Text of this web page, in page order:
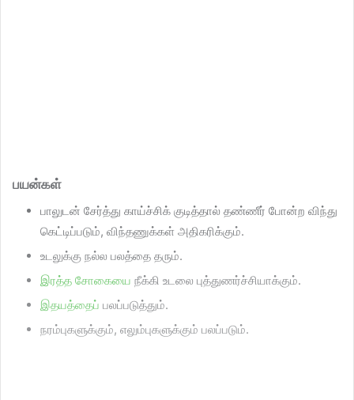
பயன்கள்
பாலுடன் சேர்த்து காய்ச்சிக் குடித்தால் தண்ணீர் போன்ற விந்து
கெட்டிப்படும், விந்தணுக்கள் அதிகரிக்கும்.
உடலுக்கு நல்ல பலத்தை தரும்.
இரத்த சோகையை நீக்கி உடலை புத்துணர்ச்சியாக்கும்.
இதயத்தைப் பலப்படுத்தும்.
நரம்புகளுக்கும், எலும்புகளுக்கும் பலப்படும்.